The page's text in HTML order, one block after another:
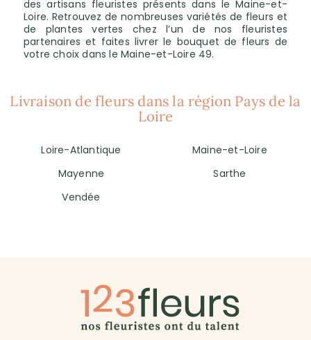
des artisans fleuristes présents dans le Maine-et-
Loire. Retrouvez de nombreuses variétés de fleurs et
de plantes vertes chez l’un de nos fleuristes
partenaires et faites livrer le bouquet de fleurs de
votre choix dans le Maine-et-Loire 49.
Livraison de fleurs dans la région Pays de la
Loire
Loire-Atlantique
Maine-et-Loire
Mayenne
Sarthe
Vendée